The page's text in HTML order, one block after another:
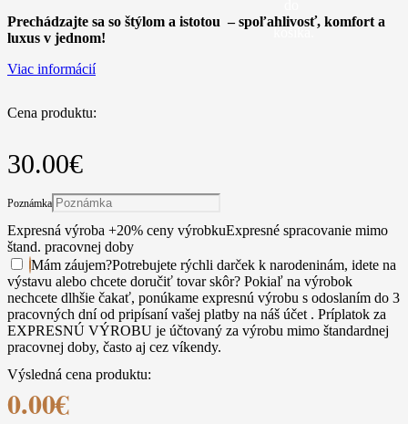
Prechádzajte sa so štýlom a istotou – spoľahlivosť, komfort a
luxus v jednom!
Viac informácií
Cena produktu:
30.00€
Poznámka
Expresná výroba +20% ceny výrobkuExpresné spracovanie mimo
štand. pracovnej doby
Mám záujem?Potrebujete rýchli darček k narodeninám, idete na
výstavu alebo chcete doručiť tovar skôr? Pokiaľ na výrobok
nechcete dlhšie čakať, ponúkame expresnú výrobu s odoslaním do 3
pracovných dní od pripísaní vašej platby na náš účet . Príplatok za
EXPRESNÚ VÝROBU je účtovaný za výrobu mimo štandardnej
pracovnej doby, často aj cez víkendy.
Výsledná cena produktu:
0.00€